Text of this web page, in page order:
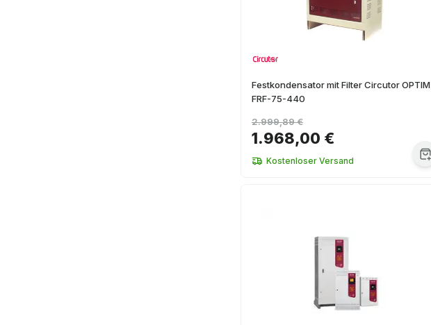
Festkondensator mit Filter Circutor OPTIM
FRF-75-440
1.968,00 €
2.999,89 €
Kostenloser Versand